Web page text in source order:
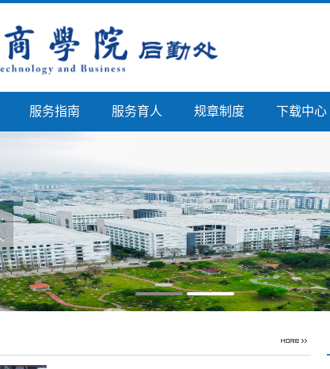
服务指南 服务育人 规章制度 下载中心